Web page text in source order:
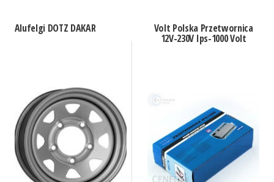
Alufelgi DOTZ DAKAR Volt Polska Przetwornica
12V-230V Ips-1000 Volt